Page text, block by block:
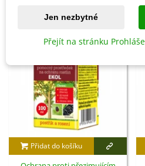
Přidat do košíku
Jen nezbytné
Přejít na stránku